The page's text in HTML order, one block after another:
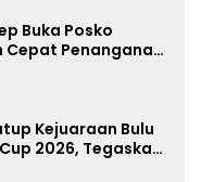
Buka Posko
Cepat Penanganan
Kejuaraan Bulu
2026, Tegaskan